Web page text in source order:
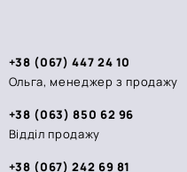
+38 (067) 447 24 10
Ольга, менеджер з продажу
+38 (063) 850 62 96
Відділ продажу
+38 (067) 242 69 81